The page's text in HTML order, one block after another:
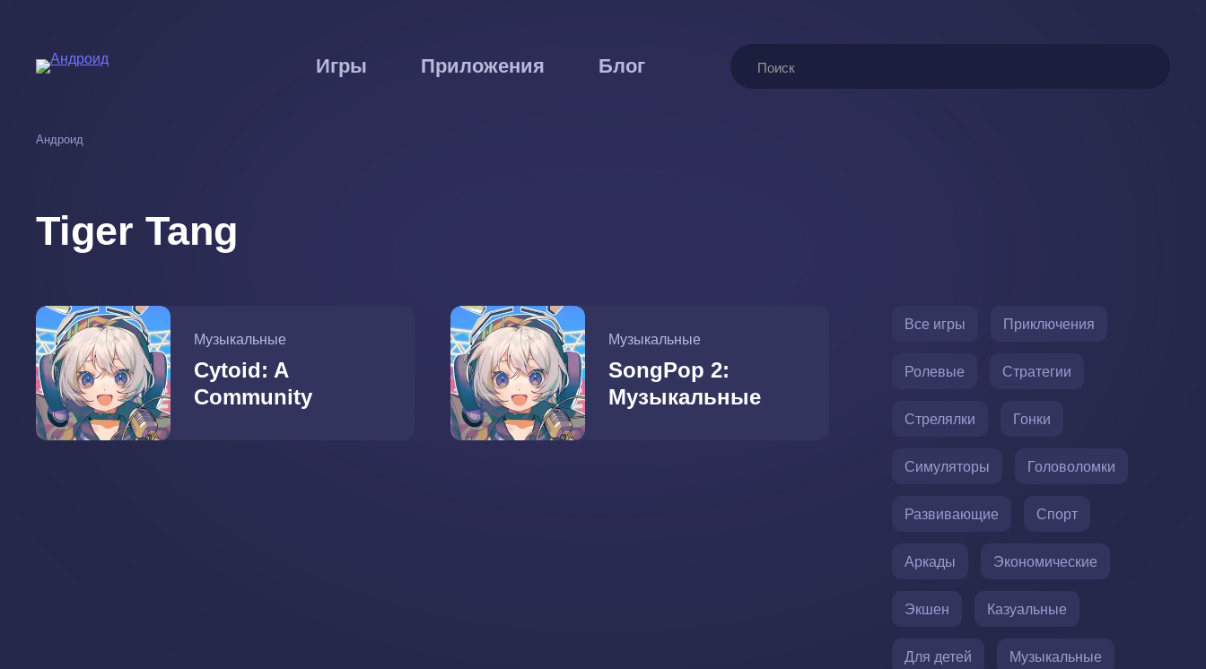
основному
Игры Приложения Блог Поиск
Андроид
Tiger Tang
Музыкальные
Cytoid: A
Community
Музыкальные
SongPop 2:
Музыкальные
Все игры Приключения
Ролевые Стратегии
Стрелялки Гонки
Симуляторы Головоломки
Развивающие Спорт
Аркады Экономические
Экшен Казуальные
Для детей Музыкальные